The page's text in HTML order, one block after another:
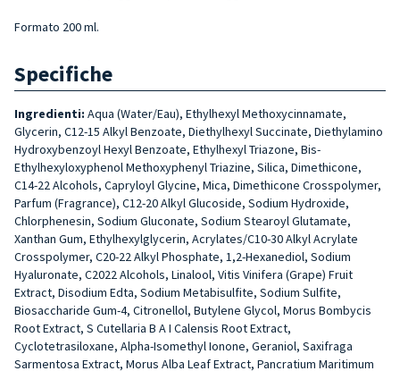
Formato 200 ml.
Specifiche
Ingredienti: Aqua (Water/Eau), Ethylhexyl Methoxycinnamate,
Glycerin, C12-15 Alkyl Benzoate, Diethylhexyl Succinate, Diethylamino
Hydroxybenzoyl Hexyl Benzoate, Ethylhexyl Triazone, Bis-
Ethylhexyloxyphenol Methoxyphenyl Triazine, Silica, Dimethicone,
C14-22 Alcohols, Capryloyl Glycine, Mica, Dimethicone Crosspolymer,
Parfum (Fragrance), C12-20 Alkyl Glucoside, Sodium Hydroxide,
Chlorphenesin, Sodium Gluconate, Sodium Stearoyl Glutamate,
Xanthan Gum, Ethylhexylglycerin, Acrylates/C10-30 Alkyl Acrylate
Crosspolymer, C20-22 Alkyl Phosphate, 1,2-Hexanediol, Sodium
Hyaluronate, C2022 Alcohols, Linalool, Vitis Vinifera (Grape) Fruit
Extract, Disodium Edta, Sodium Metabisulfite, Sodium Sulfite,
Biosaccharide Gum-4, Citronellol, Butylene Glycol, Morus Bombycis
Root Extract, S Cutellaria B A I Calensis Root Extract,
Cyclotetrasiloxane, Alpha-Isomethyl Ionone, Geraniol, Saxifraga
Sarmentosa Extract, Morus Alba Leaf Extract, Pancratium Maritimum